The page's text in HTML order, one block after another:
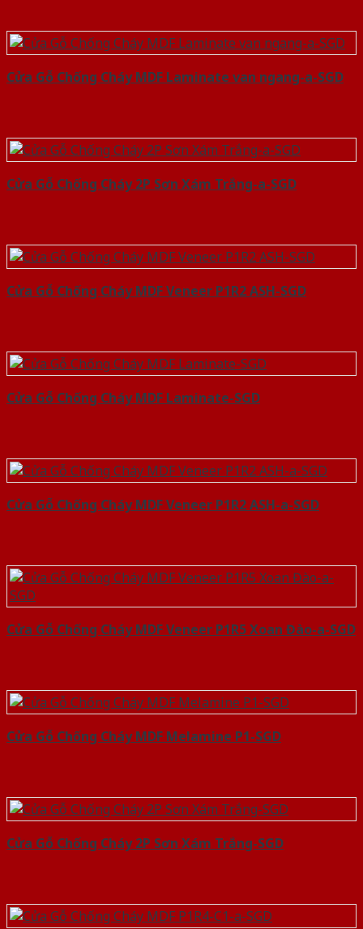
Cửa Gỗ Chống Cháy MDF Laminate van ngang-a-SGD
Cửa Gỗ Chống Cháy 2P Sơn Xám Trắng-a-SGD
Cửa Gỗ Chống Cháy MDF Veneer P1R2 ASH-SGD
Cửa Gỗ Chống Cháy MDF Laminate-SGD
Cửa Gỗ Chống Cháy MDF Veneer P1R2 ASH-a-SGD
Cửa Gỗ Chống Cháy MDF Veneer P1R5 Xoan Đào-a-SGD
Cửa Gỗ Chống Cháy MDF Melamine P1-SGD
Cửa Gỗ Chống Cháy 2P Sơn Xám Trắng-SGD